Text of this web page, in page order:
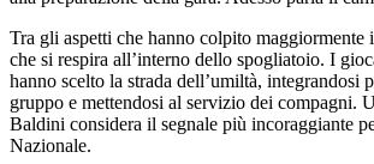
Tra gli aspetti che hanno colpito maggiormente
che si respira all’interno dello spogliatoio. I
hanno scelto la strada dell’umiltà, integrandosi
gruppo e mettendosi al servizio dei compagni.
Baldini considera il segnale più incoraggiante
Nazionale.